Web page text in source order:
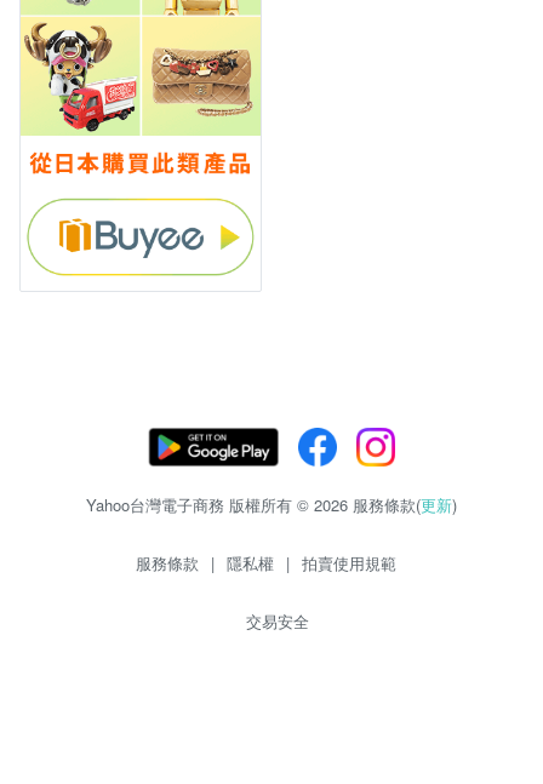
Yahoo台灣電子商務 版權所有 © 2026 服務條款(更新)
服務條款 | 隱私權 | 拍賣使用規範
交易安全